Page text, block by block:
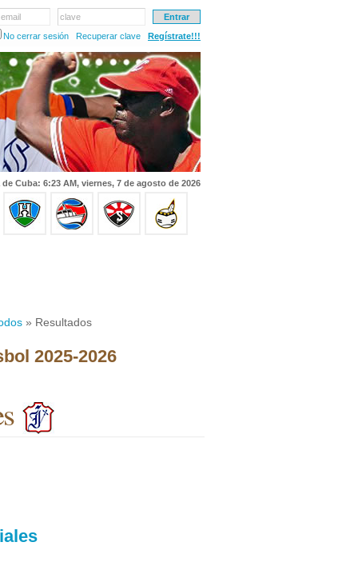
clave
No cerrar sesión
Recuperar clave Regístrate!!!
de Cuba: 6:23 AM, viernes, 7 de agosto de 2026
» Resultados
2025-2026